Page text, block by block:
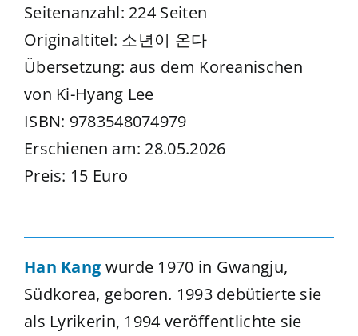
Seitenanzahl: 224 Seiten
Originaltitel: 소년이 온다
Übersetzung: aus dem Koreanischen
von Ki-Hyang Lee
ISBN: 9783548074979
Erschienen am: 28.05.2026
Preis: 15 Euro
Han Kang wurde 1970 in Gwangju,
Südkorea, geboren. 1993 debütierte sie
als Lyrikerin, 1994 veröffentlichte sie